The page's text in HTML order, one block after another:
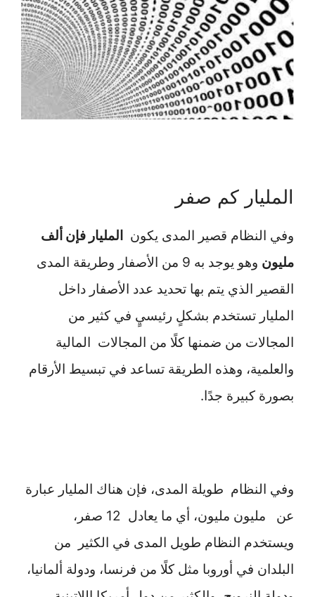
المليار كم صفر
وفي النظام قصير المدى يكون
المليار فإن ألف
مليون
وهو يوجد به 9 من الأصفار وطريقة المدى
القصير الذي يتم بها تحديد عدد الأصفار داخل
المليار تستخدم بشكلٍ رئيسيٍ في كثير من
المجالات من ضمنها كلًا من المجالات المالية
والعلمية، وهذه الطريقة تساعد في تبسيط الأرقام
بصورة كبيرة جدًا.
وفي النظام طويلة المدى، فإن هناك المليار عبارة
عن مليون مليون، أي ما يعادل 12 صفر،
ويستخدم النظام طويل المدى في الكثير من
البلدان في أوروبا مثل كلًا من فرنسا، ودولة ألمانيا،